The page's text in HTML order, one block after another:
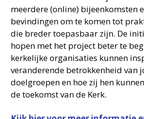
meerdere (online) bijeenkomsten
bevindingen om te komen tot
die breder toepasbaar zijn. De
hopen met het project beter te
kerkelijke organisaties kunnen
veranderende betrokkenheid van
doelgroepen en hoe zij hen
de toekomst van de Kerk.